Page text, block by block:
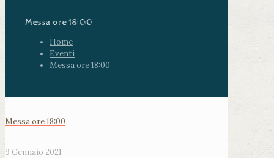
Messa ore 18:00
Home
Eventi
Messa ore 18:00
Messa ore 18:00
9 Gennaio 2021